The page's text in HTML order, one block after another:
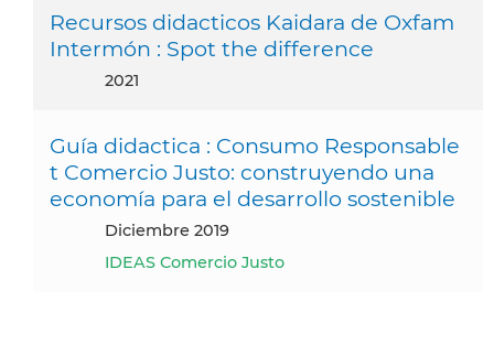
Recursos didacticos Kaidara de Oxfam
Intermón : Spot the difference
2021
Guía didactica : Consumo Responsable
t Comercio Justo: construyendo una
economía para el desarrollo sostenible
diciembre 2019
IDEAS Comercio Justo